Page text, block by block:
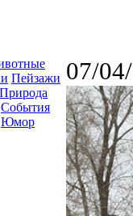
Пейзажи
Природа
События
Юмор
07/